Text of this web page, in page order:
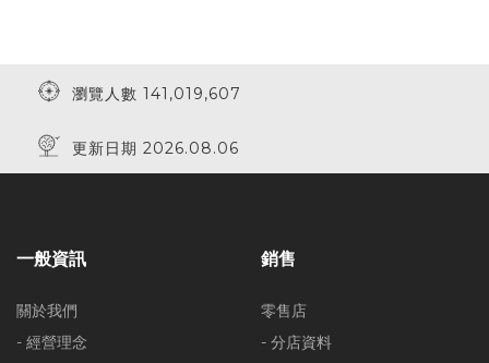
瀏覽人數 141,019,607
更新日期 2026.08.06
一般資訊
關於我們
- 經營理念
銷售
零售店
- 分店資料